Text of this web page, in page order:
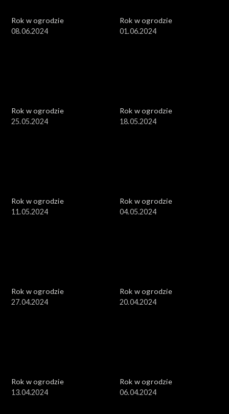
Rok w ogrodzie
08.06.2024
Rok w ogrodzie
01.06.2024
Rok w ogrodzie
25.05.2024
Rok w ogrodzie
18.05.2024
Rok w ogrodzie
11.05.2024
Rok w ogrodzie
04.05.2024
Rok w ogrodzie
27.04.2024
Rok w ogrodzie
20.04.2024
Rok w ogrodzie
13.04.2024
Rok w ogrodzie
06.04.2024